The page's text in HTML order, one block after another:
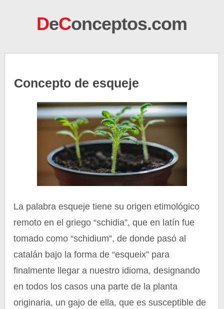
DeConceptos.com
Concepto de esqueje
La palabra esqueje tiene su origen etimológico
remoto en el griego “schidia”, que en latín fue
tomado como “schidium”, de donde pasó al
catalán bajo la forma de “esqueix” para
finalmente llegar a nuestro idioma, designando
en todos los casos una parte de la planta
originaria, un gajo de ella, que es susceptible de